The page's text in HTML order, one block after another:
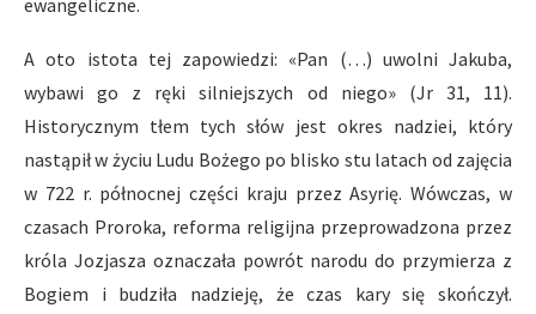
ewangeliczne.
A oto istota tej zapowiedzi: «Pan (…) uwolni Jakuba,
wybawi go z ręki silniejszych od niego» (Jr 31, 11).
Historycznym tłem tych słów jest okres nadziei, który
nastąpił w życiu Ludu Bożego po blisko stu latach od zajęcia
w 722 r. północnej części kraju przez Asyrię. Wówczas, w
czasach Proroka, reforma religijna przeprowadzona przez
króla Jozjasza oznaczała powrót narodu do przymierza z
Bogiem i budziła nadzieję, że czas kary się skończył.